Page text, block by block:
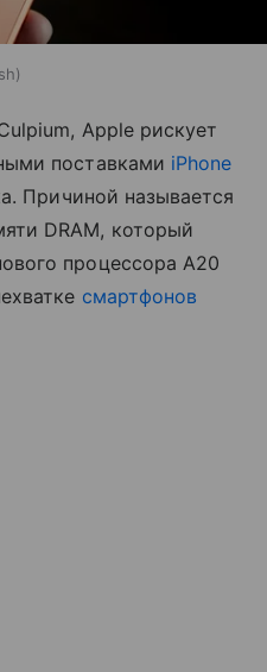
Apple рискует
поставками iPhone
Причиной называется
DRAM, который
процессора A20
смартфонов